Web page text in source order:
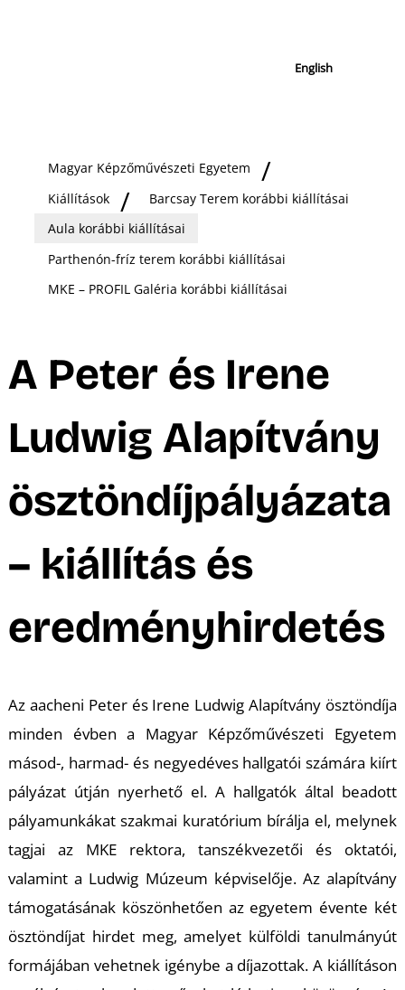
English
Magyar Képzőművészeti Egyetem
Kiállítások
Barcsay Terem korábbi kiállításai
Aula korábbi kiállításai
Parthenón-fríz terem korábbi kiállításai
MKE – PROFIL Galéria korábbi kiállításai
A Peter és Irene
Ludwig Alapítvány
ösztöndíjpályázata
– kiállítás és
eredményhirdetés
Az aacheni Peter és Irene Ludwig Alapítvány ösztöndíja
minden évben a Magyar Képzőművészeti Egyetem
másod-, harmad- és negyedéves hallgatói számára kiírt
pályázat útján nyerhető el. A hallgatók által beadott
pályamunkákat szakmai kuratórium bírálja el, melynek
tagjai az MKE rektora, tanszékvezetői és oktatói,
valamint a Ludwig Múzeum képviselője. Az alapítvány
támogatásának köszönhetően az egyetem évente két
ösztöndíjat hirdet meg, amelyet külföldi tanulmányút
formájában vehetnek igénybe a díjazottak. A kiállításon